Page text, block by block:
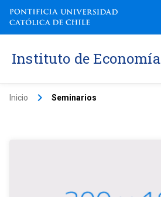
Instituto de Economía
Inicio keyboard_arrow_right Seminarios